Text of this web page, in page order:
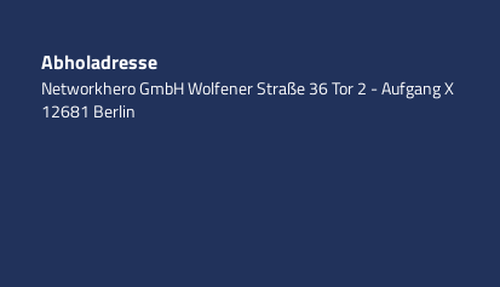
Abholadresse
Networkhero GmbHWolfener Straße 36Tor 2 - Aufgang X
12681 Berlin